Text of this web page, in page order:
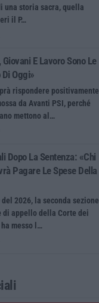
una storia sacra, quella
il P…
E Lavoro Sono Le
Oggi»
rispondere positivamente
da Avanti PSI, perché
mettono al…
Dopo La Sentenza: «Chi
Pagare Le Spese Della
del 2026, la seconda sezione
appello della Corte dei
messo l…